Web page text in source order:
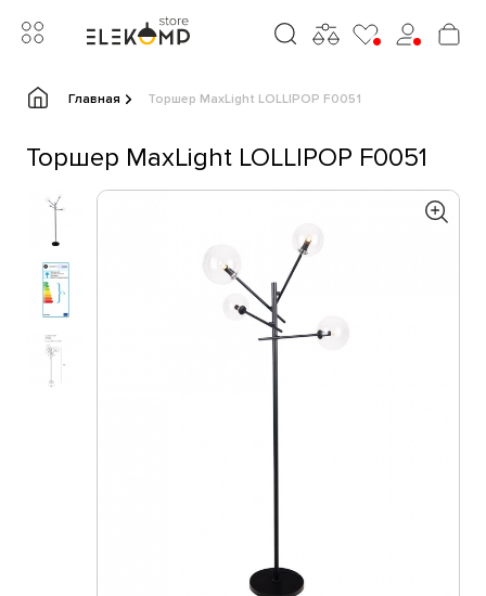
Главная Торшер MaxLight LOLLIPOP F0051
Торшер MaxLight LOLLIPOP F0051